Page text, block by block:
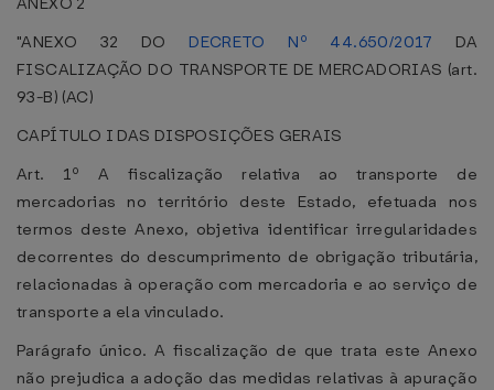
"ANEXO 32 DO DECRETO Nº 44.650/2017 DA
FISCALIZAÇÃO DO TRANSPORTE DE MERCADORIAS (art.
93-B) (AC)
CAPÍTULO I DAS DISPOSIÇÕES GERAIS
Art. 1º A fiscalização relativa ao transporte de
mercadorias no território deste Estado, efetuada nos
termos deste Anexo, objetiva identificar irregularidades
decorrentes do descumprimento de obrigação tributária,
relacionadas à operação com mercadoria e ao serviço de
transporte a ela vinculado.
Parágrafo único. A fiscalização de que trata este Anexo
não prejudica a adoção das medidas relativas à apuração